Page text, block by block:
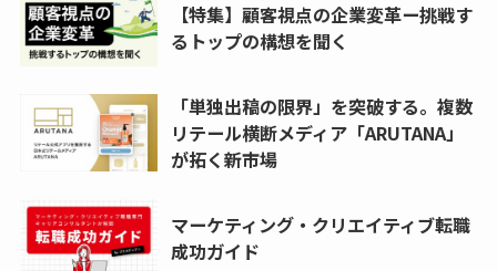
【特集】顧客視点の企業変革ー挑戦す
るトップの構想を聞く
「単独出稿の限界」を突破する。複数
リテール横断メディア「ARUTANA」
が拓く新市場
マーケティング・クリエイティブ転職
成功ガイド